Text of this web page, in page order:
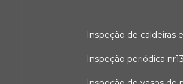
inspeção de caldeiras
inspeção periódica nr13